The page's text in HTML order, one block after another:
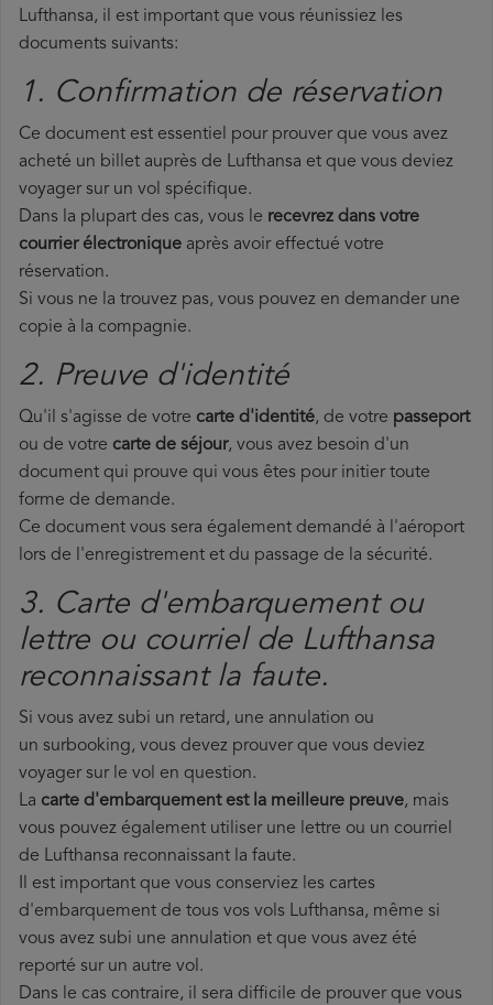
Lufthansa, il est important que vous réunissiez les
documents suivants:
1. Confirmation de réservation
Ce document est essentiel pour prouver que vous avez
acheté un billet auprès de Lufthansa et que vous deviez
voyager sur un vol spécifique.
Dans la plupart des cas, vous le recevrez dans votre
courrier électronique après avoir effectué votre
réservation.
Si vous ne la trouvez pas, vous pouvez en demander une
copie à la compagnie.
2. Preuve d'identité
Qu'il s'agisse de votre carte d'identité, de votre passeport
ou de votre carte de séjour, vous avez besoin d'un
document qui prouve qui vous êtes pour initier toute
forme de demande.
Ce document vous sera également demandé à l'aéroport
lors de l'enregistrement et du passage de la sécurité.
3. Carte d'embarquement ou
lettre ou courriel de Lufthansa
reconnaissant la faute.
Si vous avez subi un retard, une annulation ou
un surbooking, vous devez prouver que vous deviez
voyager sur le vol en question.
La carte d'embarquement est la meilleure preuve, mais
vous pouvez également utiliser une lettre ou un courriel
de Lufthansa reconnaissant la faute.
Il est important que vous conserviez les cartes
d'embarquement de tous vos vols Lufthansa, même si
vous avez subi une annulation et que vous avez été
reporté sur un autre vol.
Dans le cas contraire, il sera difficile de prouver que vous